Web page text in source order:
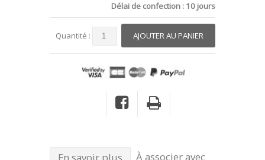
Délai de confection : 10 jours
Quantité :
À associer avec